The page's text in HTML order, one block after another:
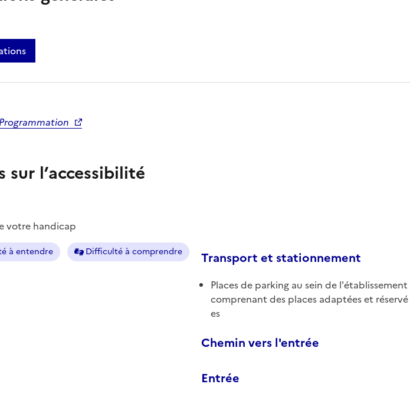
l’accessibilité
votre handicap
à entendre Difficulté à comprendre Transport et stationnement
Places de parking au sein de l'établissement
comprenant des places adaptées et réservé
es
Chemin vers l'entrée
Entrée